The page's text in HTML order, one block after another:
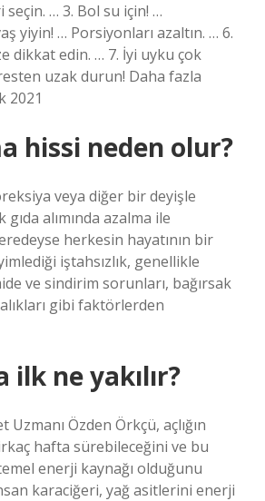
… 3. Bol su için! …
yiyin! … Porsiyonları azaltın. … 6.
dikkat edin. … 7. İyi uyku çok
uzak durun! Daha fazla
2021
hissi neden olur?
veya diğer bir deyişle
gıda alımında azalma ile
herkesin hayatının bir
iştahsızlık, genellikle
ve sindirim sorunları, bağırsak
gibi faktörlerden
ilk ne yakılır?
Uzmanı Özden Örkçü, açlığın
hafta sürebileceğini ve bu
enerji kaynağı olduğunu
karaciğeri, yağ asitlerini enerji